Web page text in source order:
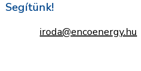
Segítünk!
iroda@encoenergy.hu